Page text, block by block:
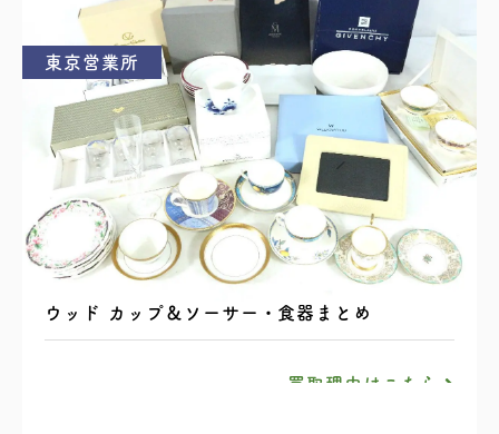
東京営業所
ロイヤルコペンハーゲン / ノリタケ / ウェッジ
ウッド カップ＆ソーサー・食器まとめ
買取理由はこちら